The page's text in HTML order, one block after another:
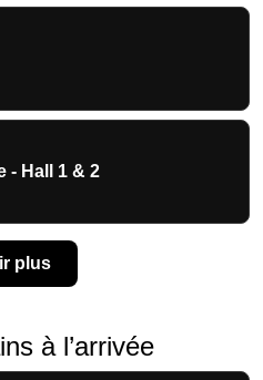
- Hall 1 & 2
plus
à l’arrivée